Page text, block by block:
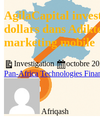
AgilaCapital
dollars dans
marketing mobile
Investigation octobre
Pan-Africa Technologies
Afriqash